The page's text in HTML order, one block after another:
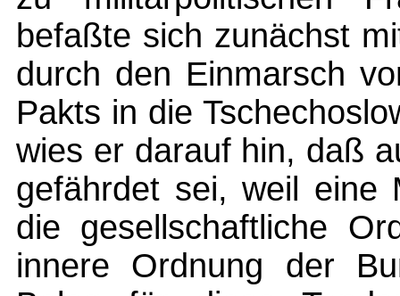
befaßte sich zunächst
durch den Einmarsch
Pakts in die
wies er darauf hin, daß
gefährdet sei, weil eine
die gesellschaftliche
innere Ordnung der